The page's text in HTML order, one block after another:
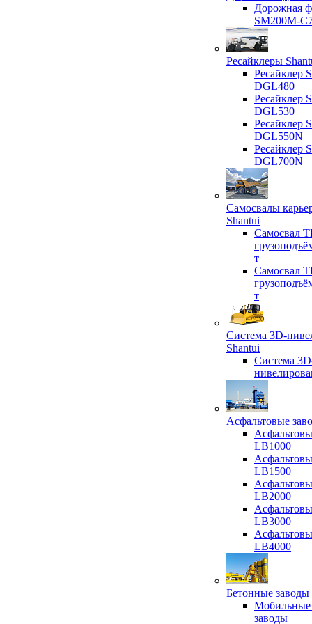
Дорожная
SM200M-
Ресайклеры
Ресайклер
DGL480
Ресайклер
DGL530
Ресайклер
DGL550N
Ресайклер
DGL700N
Самосвалы
Shantui
Самосвал
т
Самосвал
т
Система 3D-
Shantui
Система
Асфальтовые
LB1000
LB1500
LB2000
LB3000
LB4000
Бетонные заводы
Мобильные
заводы